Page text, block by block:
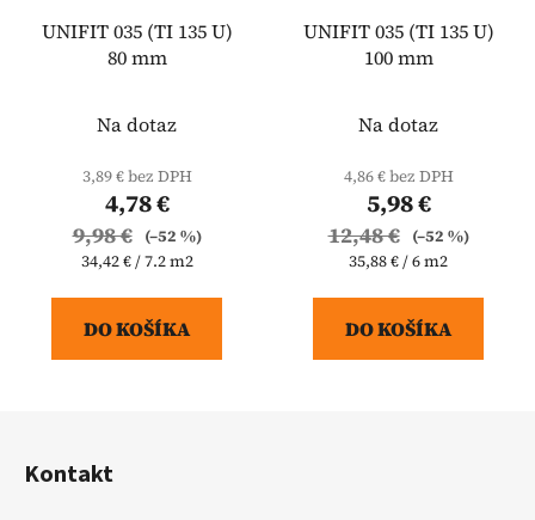
UNIFIT 035 (TI 135 U)
80 mm
Na dotaz
3,89 € bez DPH
4,78 €
9,98 €
(–52 %)
Jednotková
34,42 € / 7.2 m2
DO KOŠÍKA
UNIFIT 035 (TI 135 U)
100 mm
Na dotaz
4,86 € bez DPH
5,98 €
12,48 €
(–52 %)
Jednotková
35,88 € / 6 m2
DO KOŠÍKA
Kontakt